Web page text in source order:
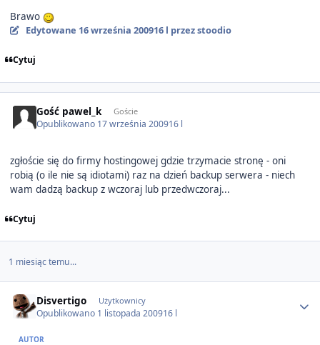
Brawo
Edytowane 16 września 200916 l przez stoodio
Cytuj
Gość pawel_k Goście
Opublikowano 17 września 200916 l
zgłoście się do firmy hostingowej gdzie trzymacie stronę - oni
robią (o ile nie są idiotami) raz na dzień backup serwera - niech
wam dadzą backup z wczoraj lub przedwczoraj...
Cytuj
1 miesiąc temu...
Disvertigo Użytkownicy
Opublikowano 1 listopada 200916 l
AUTOR